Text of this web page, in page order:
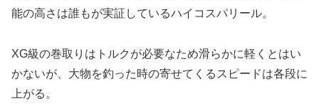
能の高さは誰もが実証しているハイコスパリール。
XG級の巻取りはトルクが必要なため滑らかに軽くとはい
かないが、大物を釣った時の寄せてくるスピードは各段に
上がる。